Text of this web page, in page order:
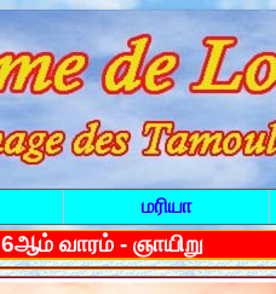
மரியா
வாரம் - ஞாயிறு